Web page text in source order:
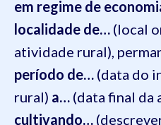
em regime de
localidade de… (local
atividade rural),
período de… (data do
rural) a… (data final da
cultivando…